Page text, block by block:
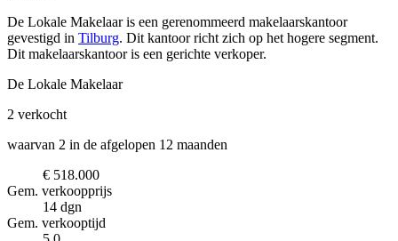
De Lokale Makelaar is een gerenommeerd makelaarskantoor
gevestigd in Tilburg. Dit kantoor richt zich op het hogere segment.
Dit makelaarskantoor is een gerichte verkoper.
De Lokale Makelaar
2 verkocht
waarvan 2 in de afgelopen 12 maanden
€ 518.000
Gem. verkoopprijs
14 dgn
Gem. verkooptijd